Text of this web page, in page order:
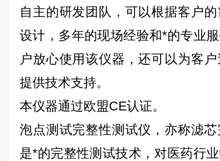
自主的研发团队，可以根据客户
设计，多年的现场经验和*的专业
户放心使用该仪器，还可以为客
提供技术支持。
本仪器通过欧盟CE认证。
泡点测试完整性测试仪，亦称滤
是*的完整性测试技术，对医药行